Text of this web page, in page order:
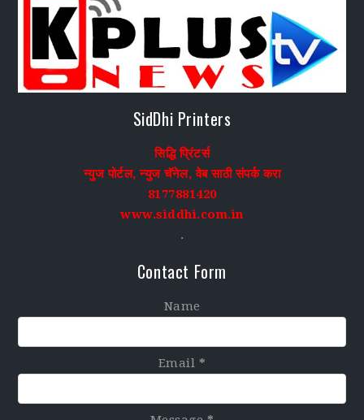
SidDhi Printers
सिद्धि प्रिंटर्स
न्युज पोर्टल, न्युज चॅनेल, वेब साठी संपर्क करा
8177881420
www.siddhi.com.in
.
Contact Form
Name
Email *